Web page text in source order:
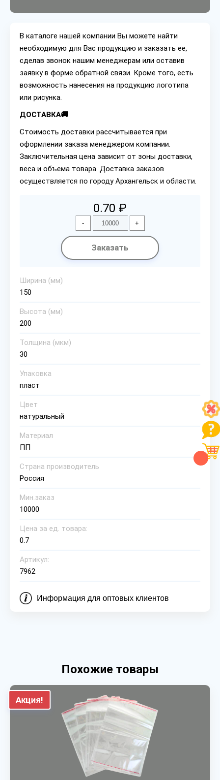
В каталоге нашей компании Вы можете найти
необходимую для Вас продукцию и заказать ее,
сделав звонок нашим менеджерам или оставив
заявку в форме обратной связи. Кроме того, есть
возможность нанесения на продукцию логотипа
или рисунка.
ДОСТАВКА🚚
Стоимость доставки рассчитывается при
оформлении заказа менеджером компании.
Заключительная цена зависит от зоны доставки,
веса и объема товара. Доставка заказов
осуществляется по городу Архангельск и области.
0.70 ₽
- +
Заказать
Ширина (мм)
150
Высота (мм)
200
Толщина (мкм)
30
Упаковка
пласт
Цвет
натуральный
Материал
ПП
Страна производитель
Россия
Мин.заказ
10000
Цена за ед. товара:
0.7
Артикул:
7962
Информация для оптовых клиентов
Похожие товары
Акция!